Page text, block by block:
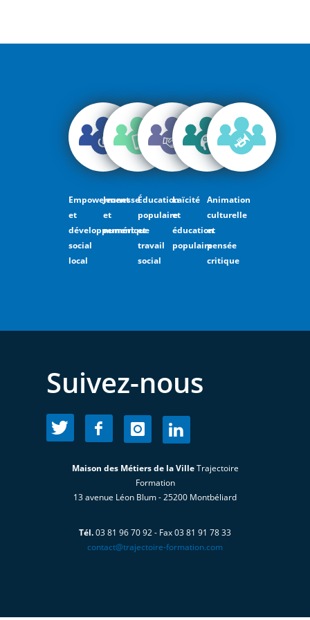
Empowerment
et
développement
social
local
Jeunesse
et
numérique
Éducation
populaire
et
travail
social
Laïcité
et
éducation
populaire
Animation
culturelle
et
pensée
critique
Suivez-nous
Maison des Métiers de la VilleTrajectoire
Formation
13 avenue Léon Blum - 25200 Montbéliard
Tél.03 81 96 70 92 - Fax 03 81 91 78 33
contact@trajectoire-formation.com